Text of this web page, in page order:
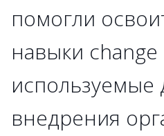
помогли
навыки
используемые
внедрения